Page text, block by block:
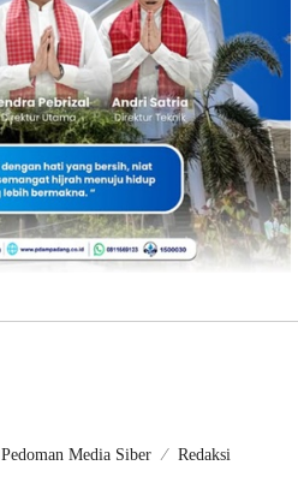
Pedoman Media Siber Redaksi